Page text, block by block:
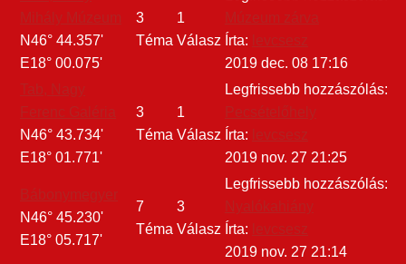
N46° 44.357'
E18° 00.075'
3
Téma
1
Válasz Írta:
2019 dec. 08 17:16
N46° 43.734'
E18° 01.771'
3
Téma
1
Válasz
Legfrissebb hozzászólás:
Írta:
2019 nov. 27 21:25
N46° 45.230'
E18° 05.717'
7
Téma
3
Válasz
Legfrissebb hozzászólás:
Írta:
2019 nov. 27 21:14